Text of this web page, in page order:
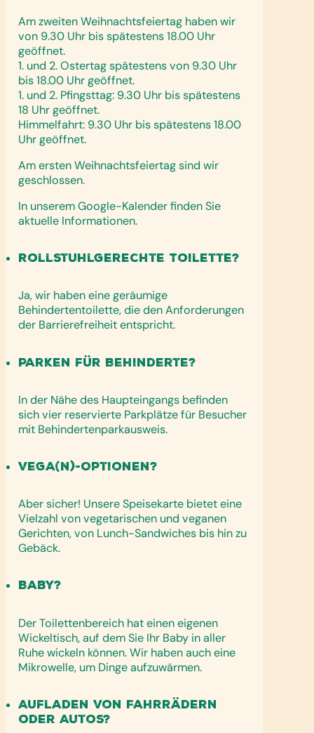
Am zweiten Weihnachtsfeiertag haben wir
von 9.30 Uhr bis spätestens 18.00 Uhr
geöffnet.
1. und 2. Ostertag spätestens von 9.30 Uhr
bis 18.00 Uhr geöffnet.
1. und 2. Pfingsttag: 9.30 Uhr bis spätestens
18 Uhr geöffnet.
Himmelfahrt: 9.30 Uhr bis spätestens 18.00
Uhr geöffnet.
Am ersten Weihnachtsfeiertag sind wir
geschlossen.
In unserem Google-Kalender finden Sie
aktuelle Informationen.
Rollstuhlgerechte Toilette?
Ja, wir haben eine geräumige
Behindertentoilette, die den Anforderungen
der Barrierefreiheit entspricht.
Parken für Behinderte?
In der Nähe des Haupteingangs befinden
sich vier reservierte Parkplätze für Besucher
mit Behindertenparkausweis.
Vega(n)-Optionen?
Aber sicher! Unsere Speisekarte bietet eine
Vielzahl von vegetarischen und veganen
Gerichten, von Lunch-Sandwiches bis hin zu
Gebäck.
Baby?
Der Toilettenbereich hat einen eigenen
Wickeltisch, auf dem Sie Ihr Baby in aller
Ruhe wickeln können. Wir haben auch eine
Mikrowelle, um Dinge aufzuwärmen.
Aufladen von Fahrrädern
oder Autos?